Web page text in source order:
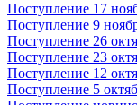
Поступление 17
Поступление 9
Поступление 26
Поступление 23
Поступление 12
Поступление 5